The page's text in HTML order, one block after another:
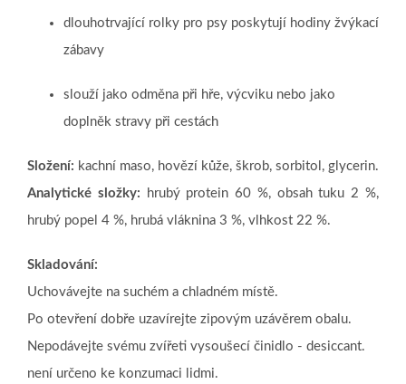
dlouhotrvající rolky pro psy poskytují hodiny žvýkací
zábavy
slouží jako odměna při hře, výcviku nebo jako
doplněk stravy při cestách
Složení: kachní maso, hovězí kůže, škrob, sorbitol, glycerin.
Analytické složky: hrubý protein 60 %, obsah tuku 2 %,
hrubý popel 4 %, hrubá vláknina 3 %, vlhkost 22 %.
Skladování:
Uchovávejte na suchém a chladném místě.
Po otevření dobře uzavírejte zipovým uzávěrem obalu.
Nepodávejte svému zvířeti vysoušecí činidlo - desiccant.
není určeno ke konzumaci lidmi.